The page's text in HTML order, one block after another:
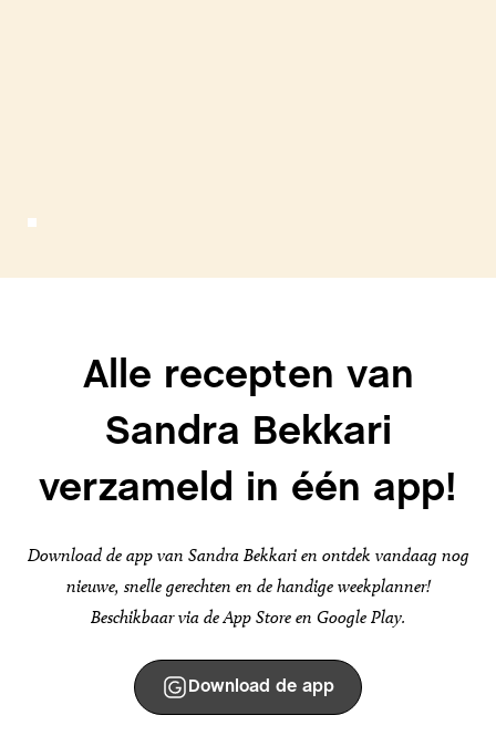
Alle recepten van
Sandra Bekkari
verzameld in één app!
Download de app van Sandra Bekkari en ontdek vandaag nog
nieuwe, snelle gerechten en de handige weekplanner!
Beschikbaar via de App Store en Google Play.
Download de app